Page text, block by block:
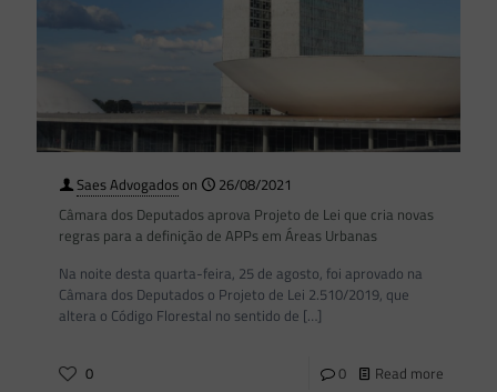
Saes Advogadoson
26/08/2021
Câmara dos Deputados aprova Projeto de Lei que cria novas
regras para a definição de APPs em Áreas Urbanas
Na noite desta quarta-feira, 25 de agosto, foi aprovado na
Câmara dos Deputados o Projeto de Lei 2.510/2019, que
altera o Código Florestal no sentido de […]
0 0 Read more